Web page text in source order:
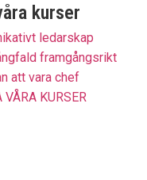
kurser
ledarskap
framgångsrikt
att vara chef
VÅRA KURSER